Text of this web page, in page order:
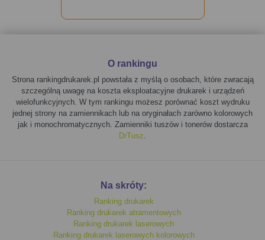
O rankingu
Strona rankingdrukarek.pl powstała z myślą o osobach, które zwracają
szczególną uwagę na koszta eksploatacyjne drukarek i urządzeń
wielofunkcyjnych. W tym rankingu możesz porównać koszt wydruku
jednej strony na zamiennikach lub na oryginałach zarówno kolorowych
jak i monochromatycznych. Zamienniki tuszów i tonerów dostarcza
DrTusz.
Na skróty:
Ranking drukarek
Ranking drukarek atramentowych
Ranking drukarek laserowych
Ranking drukarek laserowych kolorowych